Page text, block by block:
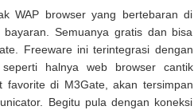
WAP browser yang bertebaran di
Semuanya gratis dan bisa
Freeware ini terintegrasi dengan
halnya web browser cantik
favorite di M3Gate, akan tersimpan
Begitu pula dengan koneksi